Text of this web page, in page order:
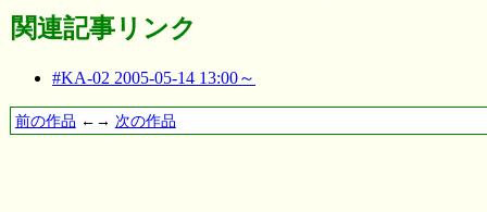
関連記事リンク
#KA-02 2005-05-14 13:00～
前の作品 ←→ 次の作品